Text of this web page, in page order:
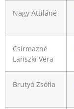
Nagy Attiláné
Csirmazné
Lanszki Vera
Brutyó Zsófia